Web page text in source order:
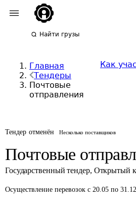
Найти грузы
Главная
Тендеры
Почтовые
отправления
Как
Тендер отменён Несколько поставщиков
Почтовые
Государственный тендер, Открытый
Осуществление перевозок с 20.05 по 31.12